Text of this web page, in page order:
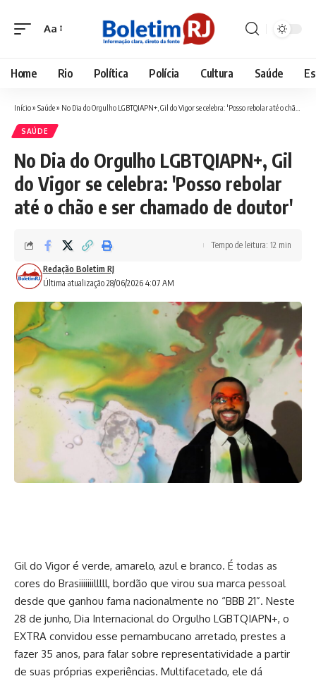
Font
Aa
Home Rio Política Polícia Cultura Saúde
Início» Saúde» No Dia do Orgulho LGBTQIAPN+, Gil do Vigor se celebra: 'Posso rebolar até o chão e ser chamado de doutor'
SAÚDE
No Dia do Orgulho LGBTQIAPN+, Gil
do Vigor se celebra: 'Posso rebolar
até o chão e ser chamado de doutor'
Última atualização 28/06/2026 4:07 AM
Redação Boletim RJ
Tempo de leitura: 12 min
Gil do Vigor é verde, amarelo, azul e branco. É todas as
cores do Brasiiiiiiilllll, bordão que virou sua marca pessoal
desde que ganhou fama nacionalmente no “BBB 21”. Neste
28 de junho, Dia Internacional do Orgulho LGBTQIAPN+, o
EXTRA convidou esse pernambucano arretado, prestes a
fazer 35 anos, para falar sobre representatividade a partir
de suas próprias experiências. Multifacetado, ele dá